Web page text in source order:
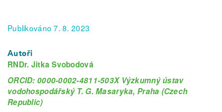
Publikováno 7. 8. 2023
Autoři
RNDr. Jitka Svobodová
ORCID: 0000-0002-4811-503X Výzkumný ústav
vodohospodářský T. G. Masaryka, Praha (Czech
Republic)